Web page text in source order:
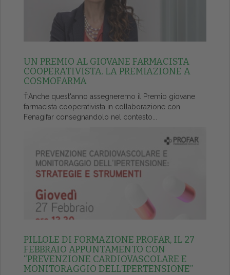
UN PREMIO AL GIOVANE FARMACISTA
COOPERATIVISTA. LA PREMIAZIONE A
COSMOFARMA
ŤAnche quest'anno assegneremo il Premio giovane
farmacista cooperativista in collaborazione con
Fenagifar consegnandolo nel contesto...
PILLOLE DI FORMAZIONE PROFAR, IL 27
FEBBRAIO APPUNTAMENTO CON
“PREVENZIONE CARDIOVASCOLARE E
MONITORAGGIO DELL’IPERTENSIONE”